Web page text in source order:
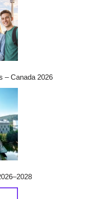
– Canada 2026